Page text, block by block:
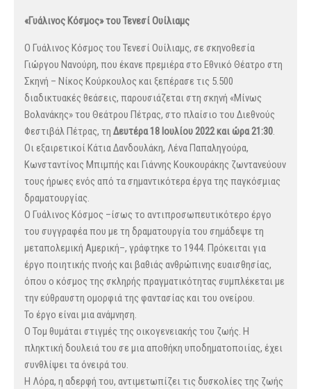
«Γυάλινος Κόσμος» του Τενεσί Ουίλιαμς
O Γυάλινος Κόσμος του Τενεσί Ουίλιαμς, σε σκηνοθεσία
Γιώργου Νανούρη, που έκανε πρεμιέρα στο Εθνικό Θέατρο στη
Σκηνή – Νίκος Κούρκουλος και ξεπέρασε τις 5.500
διαδικτυακές θεάσεις, παρουσιάζεται στη σκηνή «Μίνως
Βολανάκης» του Θεάτρου Πέτρας, στο πλαίσιο του Διεθνούς
Φεστιβάλ Πέτρας, τη Δευτέρα 18 Ιουλίου 2022 και ώρα 21:30.
Οι εξαιρετικοί Κάτια Δανδουλάκη, Λένα Παπαληγούρα,
Κωνσταντίνος Μπιμπής και Γιάννης Κουκουράκης ζωντανεύουν
τους ήρωες ενός από τα σημαντικότερα έργα της παγκόσμιας
δραματουργίας.
Ο Γυάλινος Κόσμος –ίσως το αντιπροσωπευτικότερο έργο
του συγγραφέα που με τη δραματουργία του σημάδεψε τη
μεταπολεμική Αμερική–, γράφτηκε το 1944. Πρόκειται για
έργο ποιητικής πνοής και βαθιάς ανθρώπινης ευαισθησίας,
όπου ο κόσμος της σκληρής πραγματικότητας συμπλέκεται με
την εύθραυστη ομορφιά της φαντασίας και του ονείρου.
Το έργο είναι μια ανάμνηση.
Ο Τομ θυμάται στιγμές της οικογενειακής του ζωής. Η
πληκτική δουλειά του σε μια αποθήκη υποδηματοποιίας, έχει
συνθλίψει τα όνειρά του.
Η Λόρα, η αδερφή του, αντιμετωπίζει τις δυσκολίες της ζωής